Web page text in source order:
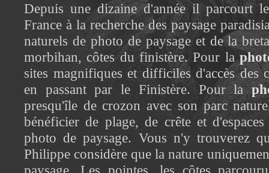
Depuis une dizaine d'année il parcourt
France à la recherche des paysage
naturels de photo de paysage et de la
morbihan, côtes du finistère. Pour la
sites magnifiques et difficiles d'accès
en passant par le Finistère. Pour la
presqu'île de crozon avec son parc
bénéficier de plage, de crête et
photo de paysage. Vous n'y trouverez
Philippe considère que la nature